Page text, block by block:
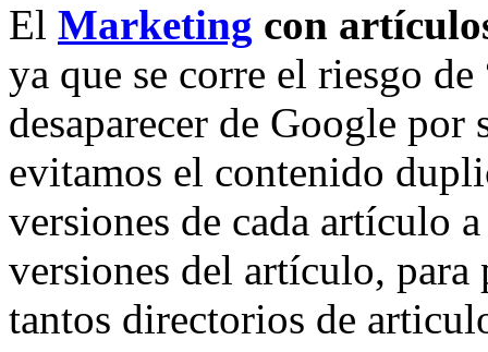
El Marketing con
ya que se corre el riesgo
desaparecer de Google por
evitamos el contenido
versiones de cada artículo
versiones del artículo,
tantos directorios de